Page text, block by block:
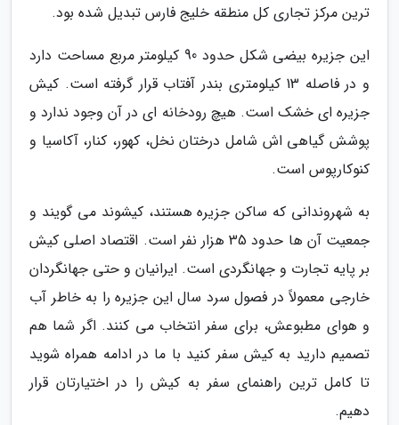
ترین مرکز تجاری کل منطقه خلیج فارس تبدیل شده بود.
این جزیره بیضی شکل حدود 90 کیلومتر مربع مساحت دارد
و در فاصله 13 کیلومتری بندر آفتاب قرار گرفته است. کیش
جزیره ای خشک است. هیچ رودخانه ای در آن وجود ندارد و
پوشش گیاهی اش شامل درختان نخل، کهور، کنار، آکاسیا و
کنوکارپوس است.
به شهروندانی که ساکن جزیره هستند، کیشوند می گویند و
جمعیت آن ها حدود 35 هزار نفر است. اقتصاد اصلی کیش
بر پایه تجارت و جهانگردی است. ایرانیان و حتی جهانگردان
خارجی معمولاً در فصول سرد سال این جزیره را به خاطر آب
و هوای مطبوعش، برای سفر انتخاب می کنند. اگر شما هم
تصمیم دارید به کیش سفر کنید با ما در ادامه همراه شوید
تا کامل ترین راهنمای سفر به کیش را در اختیارتان قرار
دهیم.